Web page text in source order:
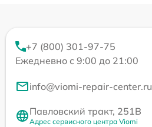
+7 (800) 301-97-75
Ежедневно с 9:00 до 21:00
info@viomi-repair-center.ru
Павловский тракт, 251В
Адрес сервисного центра Viomi